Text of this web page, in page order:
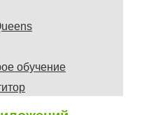
обучение